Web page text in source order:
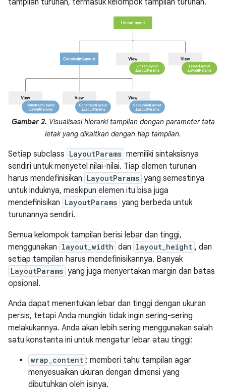
tampilan turunan, termasuk kelompok tampilan turunan.
Gambar 2. Visualisasi hierarki tampilan dengan parameter tata
letak yang dikaitkan dengan tiap tampilan.
Setiap subclass LayoutParams memiliki sintaksisnya
sendiri untuk menyetel nilai-nilai. Tiap elemen turunan
harus mendefinisikan LayoutParams yang semestinya
untuk induknya, meskipun elemen itu bisa juga
mendefinisikan LayoutParams yang berbeda untuk
turunannya sendiri.
Semua kelompok tampilan berisi lebar dan tinggi,
menggunakan layout_width dan layout_height , dan
setiap tampilan harus mendefinisikannya. Banyak
LayoutParams yang juga menyertakan margin dan batas
opsional.
Anda dapat menentukan lebar dan tinggi dengan ukuran
persis, tetapi Anda mungkin tidak ingin sering-sering
melakukannya. Anda akan lebih sering menggunakan salah
satu konstanta ini untuk mengatur lebar atau tinggi:
wrap_content : memberi tahu tampilan agar
menyesuaikan ukuran dengan dimensi yang
dibutuhkan oleh isinya.